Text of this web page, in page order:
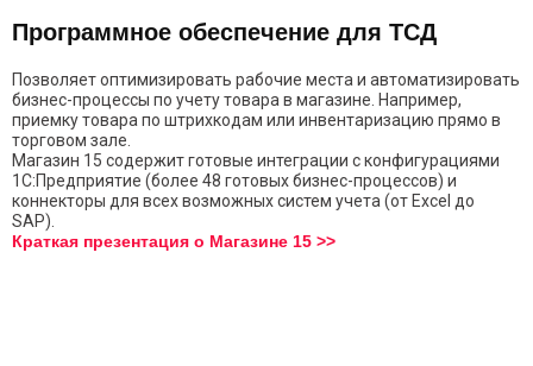
Программное обеспечение для ТСД
Позволяет оптимизировать рабочие места и автоматизировать
бизнес-процессы по учету товара в магазине. Например,
приемку товара по штрихкодам или инвентаризацию прямо в
торговом зале.
Магазин 15 содержит готовые интеграции с конфигурациями
1С:Предприятие (более 48 готовых бизнес-процессов) и
коннекторы для всех возможных систем учета (от Excel до
SAP).
Краткая презентация о Магазине 15 >>